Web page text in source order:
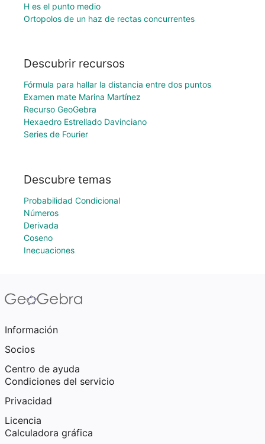
H es el punto medio
Ortopolos de un haz de rectas concurrentes
Descubrir recursos
Fórmula para hallar la distancia entre dos puntos
Examen mate Marina Martínez
Recurso GeoGebra
Hexaedro Estrellado Davinciano
Series de Fourier
Descubre temas
Probabilidad Condicional
Números
Derivada
Coseno
Inecuaciones
Información
Socios
Centro de ayuda
Condiciones del servicio
Privacidad
Licencia
Calculadora gráfica